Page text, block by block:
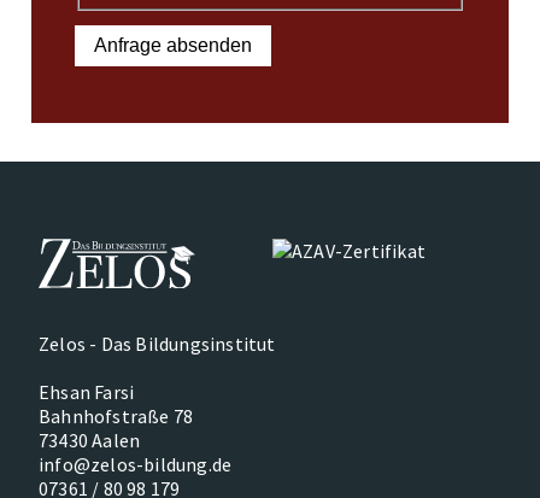
Anfrage absenden
Zelos - Das Bildungsinstitut
Ehsan Farsi
Bahnhofstraße 78
73430 Aalen
info@zelos-bildung.de
07361 / 80 98 179